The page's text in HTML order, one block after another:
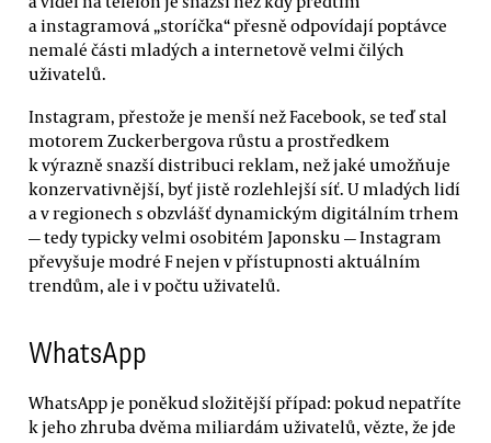
a instagramová „storíčka“ přesně odpovídají poptávce
nemalé části mladých a internetově velmi čilých
uživatelů.
Instagram, přestože je menší než Facebook, se teď stal
motorem Zuckerbergova růstu a prostředkem
k výrazně snazší distribuci reklam, než jaké umožňuje
konzervativnější, byť jistě rozlehlejší síť. U mladých lidí
a v regionech s obzvlášť dynamickým digitálním trhem
— tedy typicky velmi osobitém Japonsku — Instagram
převyšuje modré F nejen v přístupnosti aktuálním
trendům, ale i v počtu uživatelů.
WhatsApp
WhatsApp je poněkud složitější případ: pokud nepatříte
k jeho zhruba dvěma miliardám uživatelů, vězte, že jde